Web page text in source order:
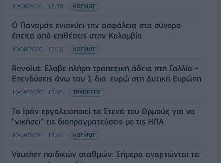
10/08/2026 - 12:30 ΚΟΣΜΟΣ
Ο Παναμάς ενισχύει την ασφάλεια στα σύνορα
έπειτα από επιθέσεις στην Κολομβία
10/08/2026 - 12:16 ΚΟΣΜΟΣ
Revolut: Ελαβε πλήρη τραπεζική άδεια στη Γαλλία -
Επενδύσεις άνω του 1 δισ. ευρώ στη Δυτική Ευρώπη
10/08/2026 - 12:05 ΤΡΑΠΕΖΕΣ
Το Ιράν εργαλειοποιεί τα Στενά του Ορμούζ για να
"νικήσει" τις διαπραγματεύσεις με τις ΗΠΑ
10/08/2026 - 12:03 ΚΟΣΜΟΣ
Voucher παιδικών σταθμών: Σήμερα αναρτώνται τα